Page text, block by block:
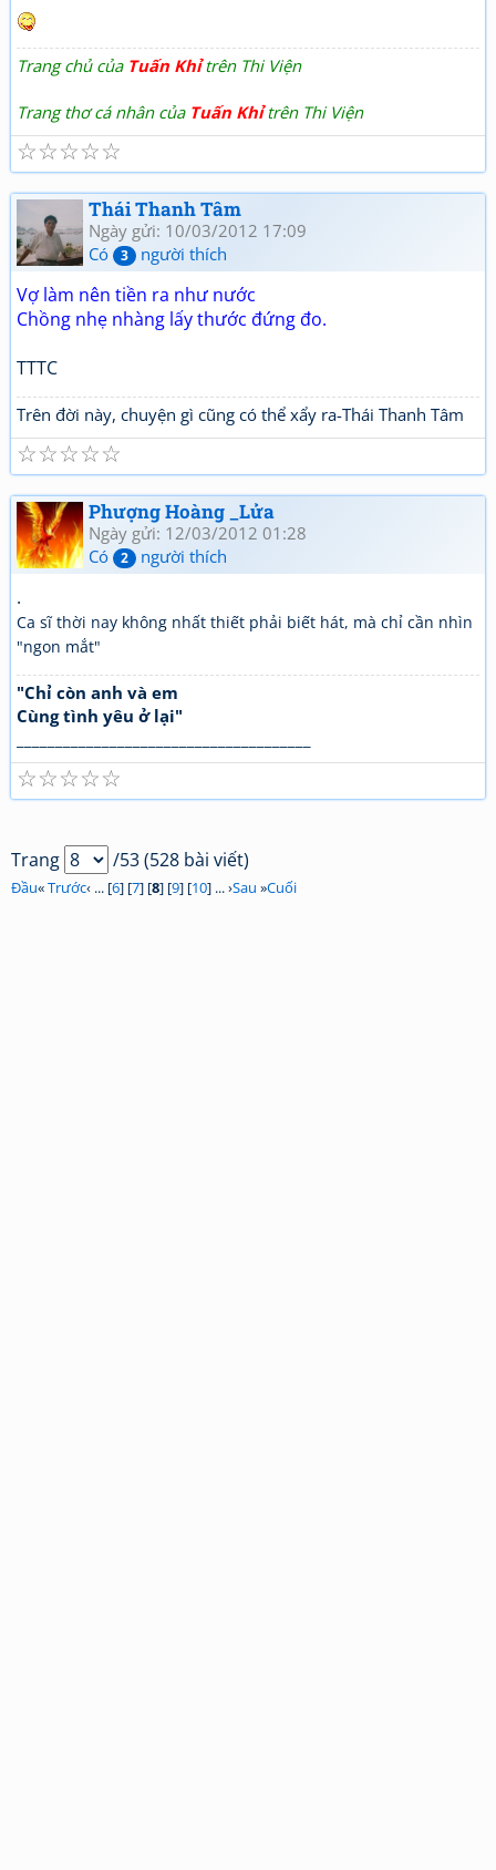
Trang chủ của Tuấn Khỉtrên Thi Viện
Trang thơ cá nhân của Tuấn Khỉtrên Thi Viện
☆
☆
☆
☆
☆
Thái Thanh Tâm
Ngày gửi: 10/03/2012 17:09
Có
3 người thích
Vợ làm nên tiền ra như nước
Chồng nhẹ nhàng lấy thước đứng đo.
TTTC
Trên đời này, chuyện gì cũng có thể xẩy ra-Thái Thanh Tâm
☆
☆
☆
☆
☆
Phượng Hoàng _Lửa
Ngày gửi: 12/03/2012 01:28
Có
2 người thích
.
Ca sĩ thời nay không nhất thiết phải biết hát, mà chỉ cần nhìn
"ngon mắt"
"Chỉ còn anh và em
Cùng tình yêu ở lại"
☆
☆
☆
☆
☆
Trang /53 (528 bài viết)
Đầu«Trước‹ ... [6] [7] [8] [9] [10] ... ›Sau »Cuối